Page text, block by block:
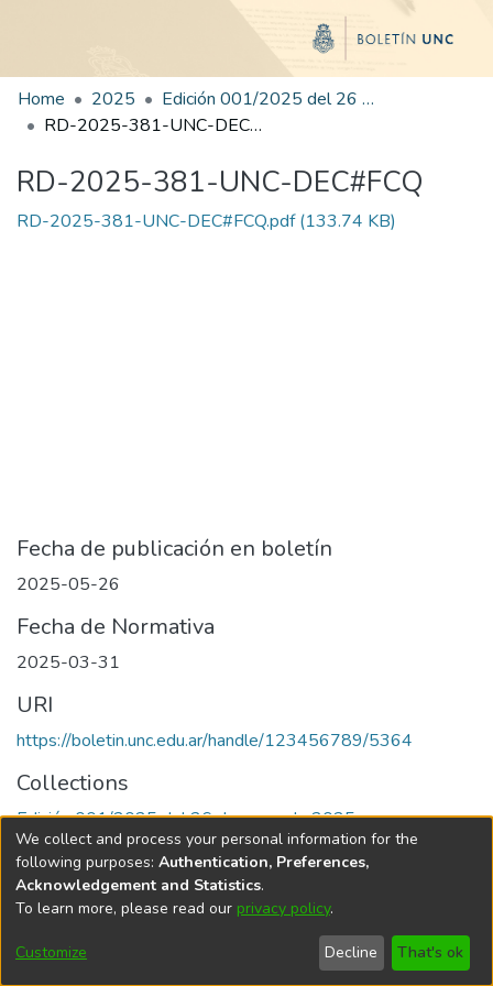
Home 2025
Edición 001/2025 del 26 de mayo de 2025
RD-2025-381-UNC-DEC#FCQ
RD-2025-381-UNC-DEC#FCQ
RD-2025-381-UNC-DEC#FCQ.pdf(133.74 KB)
Fecha de publicación en boletín
2025-05-26
Fecha de Normativa
2025-03-31
URI
https://boletin.unc.edu.ar/handle/123456789/5364
Collections
Edición 001/2025 del 26 de mayo de 2025
Universidad Nacional de Córdoba
We collect and process your personal information for the
following purposes: Authentication, Preferences,
Acknowledgement and Statistics.
To learn more, please read our privacy policy.
Customize Decline That's ok